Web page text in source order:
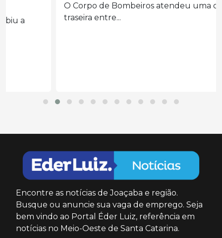
O Corpo de Bombeiros atendeu uma colisão
traseira entre...
Encontre as notícias de Joaçaba e região.
Busque ou anuncie sua vaga de emprego. Seja
bem vindo ao Portal Éder Luiz, referência em
notícias no Meio-Oeste de Santa Catarina.